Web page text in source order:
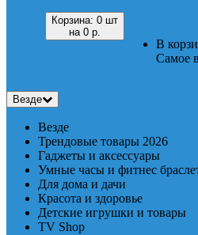
Корзина: 0 шт
на 0 р.
В
Самое
Везде
Везде
Трендовые товары 2026
Гаджеты и аксессуары
Умные часы и фитнес
Для дома и дачи
Красота и здоровье
Детские игрушки и товары
TV Shop